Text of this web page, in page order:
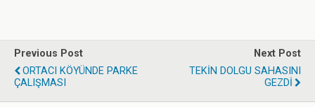
Previous Post
ORTACI KÖYÜNDE PARKE
ÇALIŞMASI
Next Post
TEKİN DOLGU SAHASINI
GEZDİ